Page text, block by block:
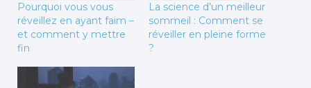
Pourquoi vous vous
réveillez en ayant faim –
et comment y mettre
fin
La science d’un meilleur
sommeil : Comment se
réveiller en pleine forme
?